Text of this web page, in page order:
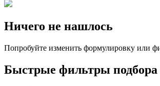
Ничего не нашлось
Попробуйте изменить формулировку или
Быстрые фильтры подбора